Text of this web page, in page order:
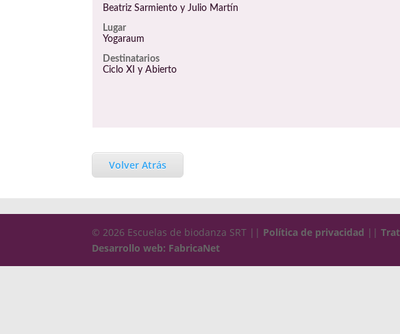
Beatriz Sarmiento y Julio Martín
Lugar
Yogaraum
Destinatarios
Ciclo XI y Abierto
Volver Atrás
© 2026 Escuelas de biodanza SRT || Política de privacidad ||
Desarrollo web: FabricaNet